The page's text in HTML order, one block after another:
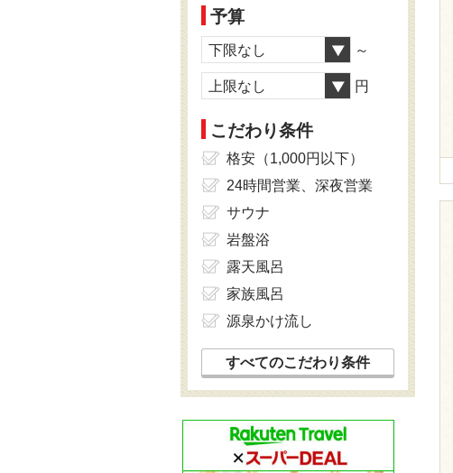
予算
下限なし ～
上限なし 円
こだわり条件
格安（1,000円以下）
24時間営業、深夜営業
サウナ
岩盤浴
露天風呂
家族風呂
源泉かけ流し
すべてのこだわり条件